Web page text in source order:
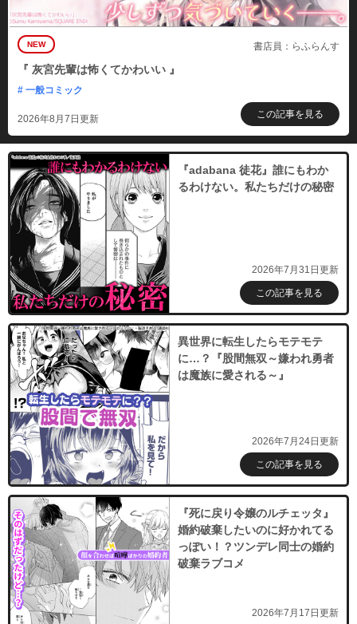
NEW 書店員：らふらんす
『 灰宮先輩は怖くてかわいい 』
# 一般コミック
2026年8月7日更新 この記事を見る
『adabana 徒花』誰にもわか
るわけない。私たちだけの秘密
2026年7月31日更新
この記事を見る
異世界に転生したらモテモテ
に…？『股間無双～嫌われ勇者
は魔族に愛される～』
2026年7月24日更新
この記事を見る
『死に戻り令嬢のルチェッタ』
婚約破棄したいのに好かれてる
っぽい！？ツンデレ同士の婚約
破棄ラブコメ
2026年7月17日更新